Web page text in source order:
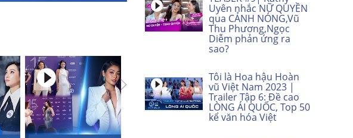
Uyên nhắc NỮ QUYỀN
qua CẢNH NÓNG,Vũ
Thu Phương,Ngọc
Diễm phản ứng ra
sao?
Tôi là Hoa hậu Hoàn
vũ Việt Nam 2023 |
Trailer Tập 6: Đề cao
LÒNG ÁI QUỐC, Top 50
kể văn hóa Việt